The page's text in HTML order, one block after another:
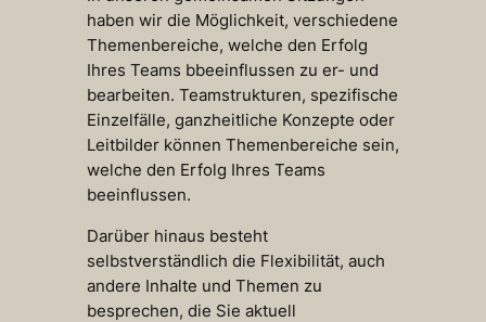
haben wir die Möglichkeit, verschiedene
Themenbereiche, welche den Erfolg
Ihres Teams bbeeinflussen zu er- und
bearbeiten. Teamstrukturen, spezifische
Einzelfälle, ganzheitliche Konzepte oder
Leitbilder können Themenbereiche sein,
welche den Erfolg Ihres Teams
beeinflussen.
Darüber hinaus besteht
selbstverständlich die Flexibilität, auch
andere Inhalte und Themen zu
besprechen, die Sie aktuell